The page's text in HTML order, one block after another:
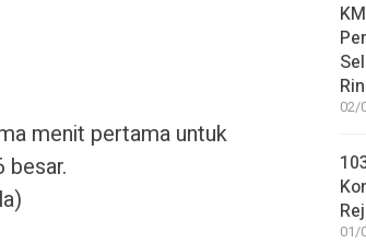
menit pertama untuk
02/
01/